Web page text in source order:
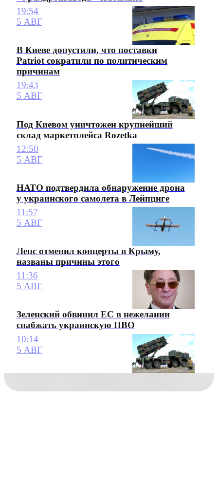
19:54
5 АВГ
В Киеве допустили, что поставки
Patriot сократили по политическим
причинам
19:43
5 АВГ
Под Киевом уничтожен крупнейший
склад маркетплейса Rozetka
12:50
5 АВГ
НАТО подтвердила обнаружение дрона
у украинского самолета в Лейпциге
11:57
5 АВГ
Лепс отменил концерты в Крыму,
названы причины этого
11:36
5 АВГ
Зеленский обвинил ЕС в нежелании
снабжать украинскую ПВО
10:14
5 АВГ